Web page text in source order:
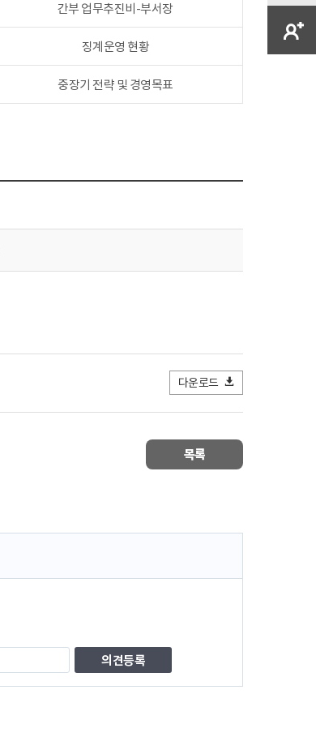
간부 업무추진비-부서장
징계운영 현황
중장기 전략 및 경영목표
다운로드
목록